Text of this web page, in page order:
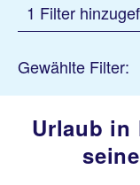
1 Filter
Gewählte Filter:
Urlaub in